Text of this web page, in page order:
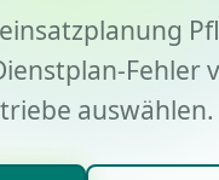
Fehler
auswählen.